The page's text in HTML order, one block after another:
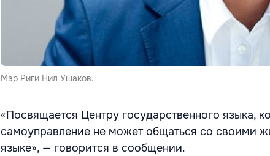
Мэр Риги Нил Ушаков.
«Посвящается Центру государственного языка,
самоуправление не может общаться со своими
языке», — говорится в сообщении.